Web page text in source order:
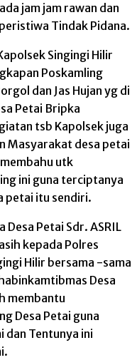
jam jam rawan dan
Tindak Pidana.
Singingi Hilir
Poskamling
dan Jas Hujan yg di
Petai Bripka
tsb Kapolsek juga
Masyarakat desa petai
utk
ini guna terciptanya
petai itu sendiri.
Desa Petai Sdr. ASRIL
kepada Polres
Hilir bersama -sama
Desa
membantu
Desa Petai guna
dan Tentunya ini